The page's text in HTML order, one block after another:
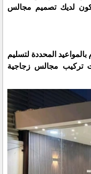
لديك تصميم مجالس
المحددة لتسليم
تركيب مجالس زجاجية